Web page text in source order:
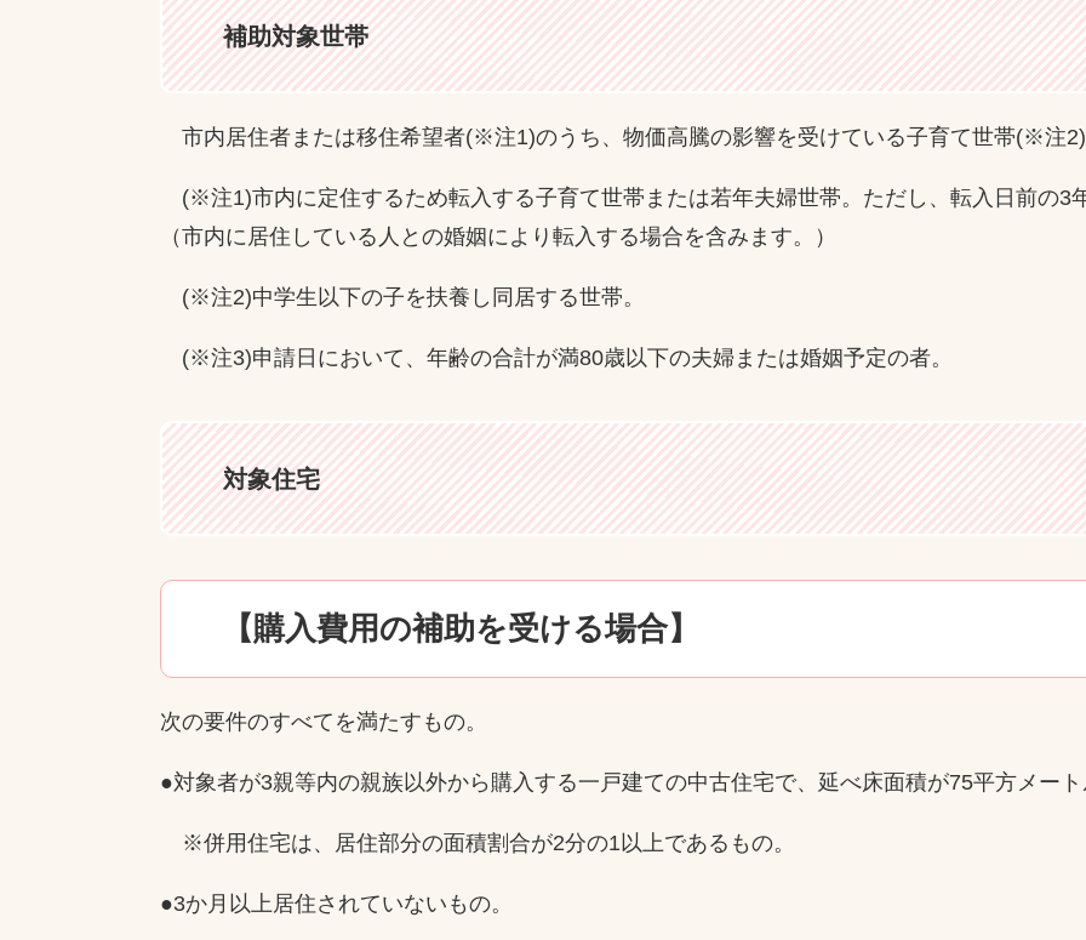
補助対象世帯
市内居住者または移住希望者(※注1)のうち、物価高騰の影響を受けている子育て世帯(※注
(※注1)市内に定住するため転入する子育て世帯または若年夫婦世帯。ただし、転入日前の3
（市内に居住している人との婚姻により転入する場合を含みます。）
(※注2)中学生以下の子を扶養し同居する世帯。
(※注3)申請日において、年齢の合計が満80歳以下の夫婦または婚姻予定の者。
対象住宅
【購入費用の補助を受ける場合】
次の要件のすべてを満たすもの。
●対象者が3親等内の親族以外から購入する一戸建ての中古住宅で、延べ床面積が75平方メート
※併用住宅は、居住部分の面積割合が2分の1以上であるもの。
●3か月以上居住されていないもの。